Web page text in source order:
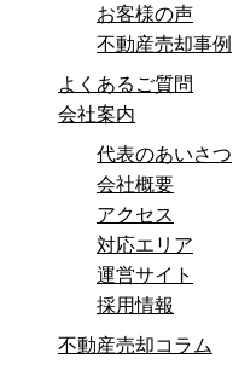
お客様の声
不動産売却事例
よくあるご質問
会社案内
代表のあいさつ
会社概要
アクセス
対応エリア
運営サイト
採用情報
不動産売却コラム